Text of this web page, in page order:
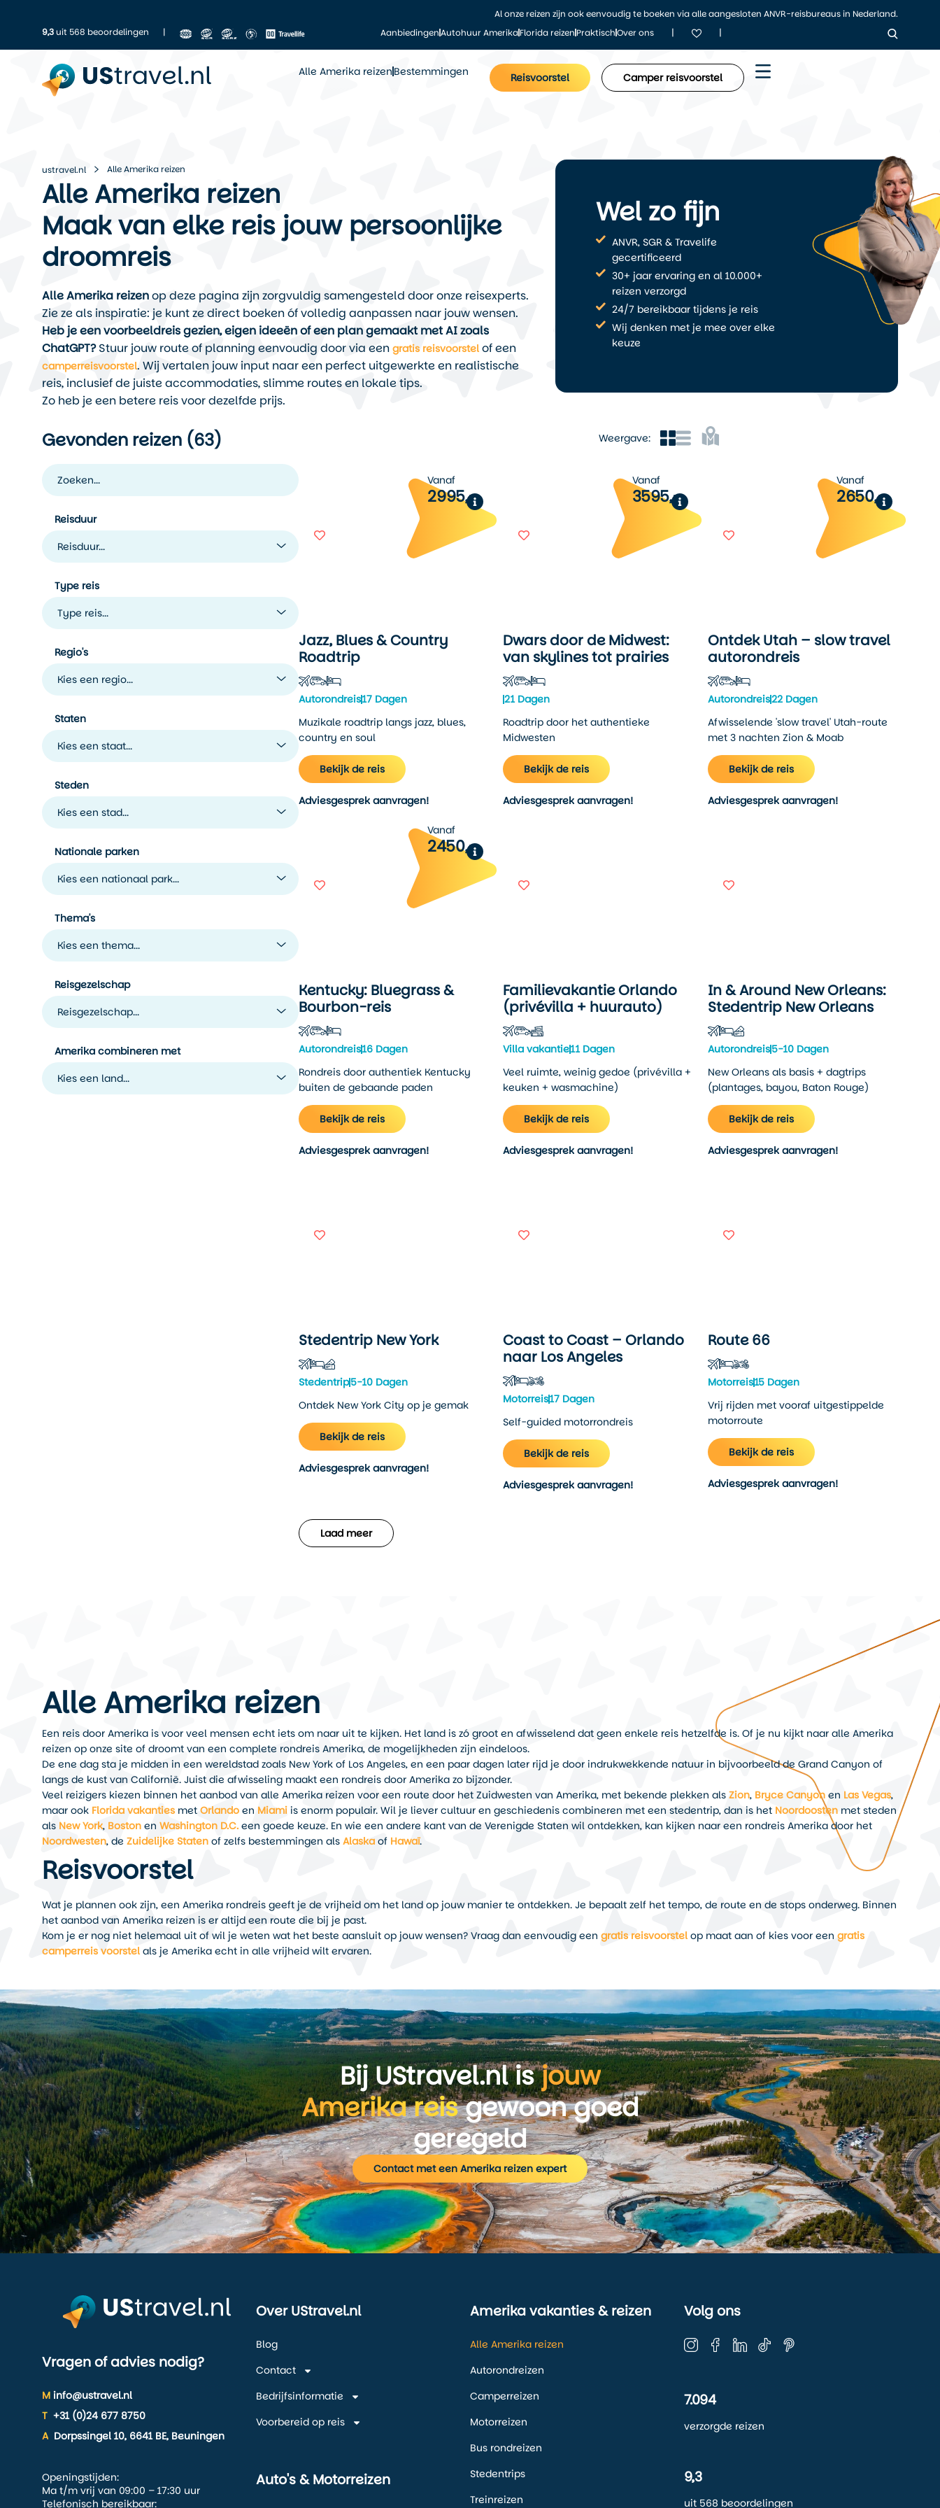
Al onze reizen zijn ook eenvoudig te boeken via alle aangesloten ANVR-reisbureaus in Nederland.
9,3uit 568 beoordelingen | AanbiedingenAutohuur AmerikaFlorida reizenPraktischOver ons | |
Alle Amerika reizen Bestemmingen Reisvoorstel Camper reisvoorstel
ustravel.nl Alle Amerika reizen
Alle Amerika reizen
Maak van elke reis jouw persoonlijke
droomreis
Alle Amerika reizenop deze pagina zijn zorgvuldig samengesteld door onze reisexperts.
Zie ze als inspiratie: je kunt ze direct boeken óf volledig aanpassen naar jouw wensen.
Heb je een voorbeeldreis gezien, eigen ideeën of een plan gemaakt met AI zoals
ChatGPT?Stuur jouw route of planning eenvoudig door via een gratis reisvoorstel of een
camperreisvoorstel. Wij vertalen jouw input naar een perfect uitgewerkte en realistische
reis, inclusief de juiste accommodaties, slimme routes en lokale tips.
Zo heb je een betere reis voor dezelfde prijs.
Wel zo fijn
ANVR, SGR & Travelife
gecertificeerd
30+ jaar ervaring en al 10.000+
reizen verzorgd
24/7 bereikbaar tijdens je reis
Wij denken met je mee over elke
keuze
Gevonden reizen (63)
Reisduur
Reisduur...
Type reis
Type reis...
Regio's
Kies een regio...
Staten
Kies een staat...
Steden
Kies een stad...
Nationale parken
Kies een nationaal park...
Thema's
Kies een thema...
Reisgezelschap
Reisgezelschap...
Amerika combineren met
Kies een land...
Weergave:
Vanaf
2995,-
Jazz, Blues & Country
Roadtrip
Autorondreis17 Dagen
Muzikale roadtrip langs jazz, blues,
country en soul
Bekijk de reis
Adviesgesprek aanvragen!
Vanaf
3595,-
Dwars door de Midwest:
van skylines tot prairies
21 Dagen
Roadtrip door het authentieke
Midwesten
Bekijk de reis
Adviesgesprek aanvragen!
Vanaf
2650,-
Ontdek Utah – slow travel
autorondreis
Autorondreis22 Dagen
Afwisselende 'slow travel' Utah-route
met 3 nachten Zion & Moab
Bekijk de reis
Adviesgesprek aanvragen!
Vanaf
2450,-
Kentucky: Bluegrass &
Bourbon-reis
Autorondreis16 Dagen
Rondreis door authentiek Kentucky
buiten de gebaande paden
Bekijk de reis
Adviesgesprek aanvragen!
Familievakantie Orlando
(privévilla + huurauto)
Villa vakantie11 Dagen
Veel ruimte, weinig gedoe (privévilla +
keuken + wasmachine)
Bekijk de reis
Adviesgesprek aanvragen!
In & Around New Orleans:
Stedentrip New Orleans
Autorondreis5-10 Dagen
New Orleans als basis + dagtrips
(plantages, bayou, Baton Rouge)
Bekijk de reis
Adviesgesprek aanvragen!
Stedentrip New York
Stedentrip5-10 Dagen
Ontdek New York City op je gemak
Bekijk de reis
Adviesgesprek aanvragen!
Coast to Coast – Orlando
naar Los Angeles
Motorreis17 Dagen
Self-guided motorrondreis
Bekijk de reis
Adviesgesprek aanvragen!
Route 66
Motorreis15 Dagen
Vrij rijden met vooraf uitgestippelde
motorroute
Bekijk de reis
Adviesgesprek aanvragen!
Laad meer
Alle Amerika reizen
Een reis door Amerika is voor veel mensen echt iets om naar uit te kijken. Het land is zó groot en afwisselend dat geen enkele reis hetzelfde is. Of je nu kijkt naar alle Amerika
reizen op onze site of droomt van een complete rondreis Amerika, de mogelijkheden zijn eindeloos.
De ene dag sta je midden in een wereldstad zoals New York of Los Angeles, en een paar dagen later rijd je door indrukwekkende natuur in bijvoorbeeld de Grand Canyon of
langs de kust van Californië. Juist die afwisseling maakt een rondreis door Amerika zo bijzonder.
Veel reizigers kiezen binnen het aanbod van alle Amerika reizen voor een route door het Zuidwesten van Amerika, met bekende plekken als Zion, Bryce Canyon en Las Vegas,
maar ook Florida vakanties met Orlando en Miami is enorm populair. Wil je liever cultuur en geschiedenis combineren met een stedentrip, dan is het Noordoosten met steden
als New York, Boston en Washington D.C. een goede keuze. En wie een andere kant van de Verenigde Staten wil ontdekken, kan kijken naar een rondreis Amerika door het
Noordwesten, de Zuidelijke Staten of zelfs bestemmingen als Alaska of Hawaï.
Reisvoorstel
Wat je plannen ook zijn, een Amerika rondreis geeft je de vrijheid om het land op jouw manier te ontdekken. Je bepaalt zelf het tempo, de route en de stops onderweg. Binnen
het aanbod van Amerika reizen is er altijd een route die bij je past.
Kom je er nog niet helemaal uit of wil je weten wat het beste aansluit op jouw wensen? Vraag dan eenvoudig een gratis reisvoorstel op maat aan of kies voor een gratis
camperreis voorstel als je Amerika echt in alle vrijheid wilt ervaren.
Bij UStravel.nl isjouw
Amerika reisgewoon goed
geregeld
Contact met een Amerika reizen expert
Vragen of advies nodig?
M info@ustravel.nl
T +31 (0)24 677 8750
A Dorpssingel 10, 6641 BE, Beuningen
Openingstijden:
Ma t/m vrij van 09:00 – 17:30 uur
Telefonisch bereikbaar:
Over UStravel.nl
Blog
Contact
Bedrijfsinformatie
Voorbereid op reis
Auto's & Motorreizen
Amerika vakanties & reizen
Alle Amerika reizen
Autorondreizen
Camperreizen
Motorreizen
Bus rondreizen
Stedentrips
Treinreizen
Volg ons
7.094
verzorgde reizen
9,3
uit 568 beoordelingen